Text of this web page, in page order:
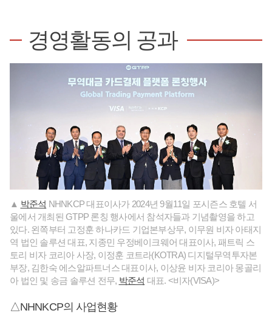
경영활동의 공과
▲ 박준석 NHNKCP 대표이사가 2024년 9월11일 포시즌스 호텔 서
울에서 개최된 GTPP 론칭 행사에서 참석자들과 기념촬영을 하고
있다. 왼쪽부터 고정훈 하나카드 기업본부상무, 이무원 비자 아태지
역 법인 솔루션 대표, 지종민 우정베이크웨어 대표이사, 패트릭 스
토리 비자 코리아 사장, 이정훈 코트라(KOTRA) 디지털무역투자본
부장, 김한숙 에스알파트너스 대표이사, 이상윤 비자 코리아 몽골리
아 법인 및 송금 솔루션 전무, 박준석 대표. <비자(VISA)>
△NHNKCP의 사업현황